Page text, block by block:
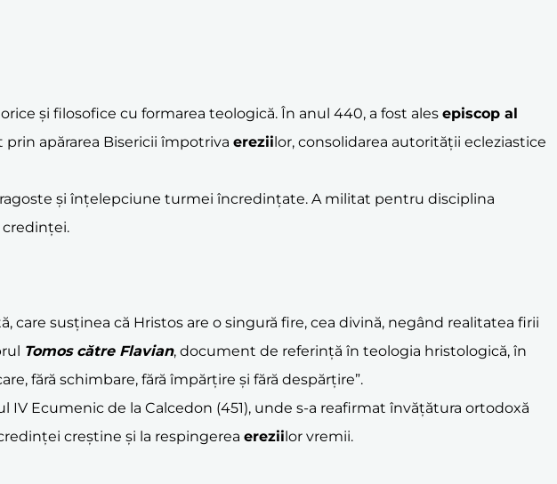
și filosofice cu formarea teologică. În anul 440, a fost ales episcop al
apărarea Bisericii împotriva erezii lor, consolidarea autorității ecleziastice
și înțelepciune turmei încredințate. A militat pentru disciplina
credinței.
susținea că Hristos are o singură fire, cea divină, negând realitatea firii
Tomos către Flavian, document de referință în teologia hristologică, în
fără schimbare, fără împărțire și fără despărțire”.
Ecumenic de la Calcedon (451), unde s-a reafirmat învățătura ortodoxă
creștine și la respingerea ereziilor vremii.